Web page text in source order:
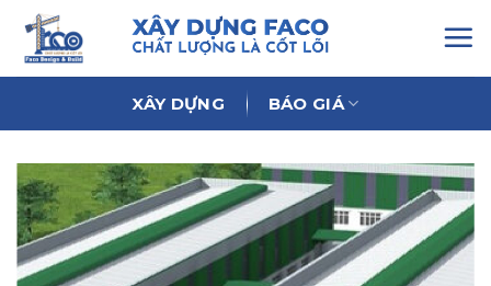
Chuyển
đến
nội
XÂY DỰNG BÁO GIÁ